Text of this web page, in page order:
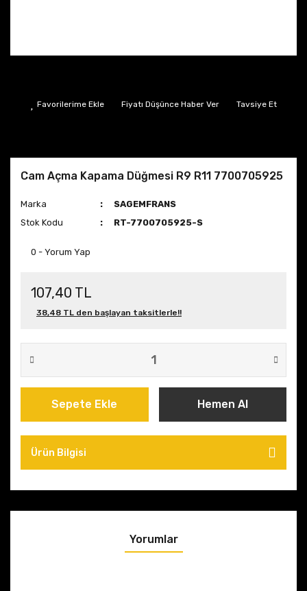
Fiyatı Düşünce Haber Ver Tavsiye Et
Cam Açma Kapama Düğmesi R9 R11 7700705925
Marka
SAGEMFRANS
Stok Kodu
RT-7700705925-S
0 - Yorum Yap
107,40 TL
38,48 TL den başlayan taksitlerle!!
Sepete Ekle Hemen Al
Ürün Bilgisi
Yorumlar